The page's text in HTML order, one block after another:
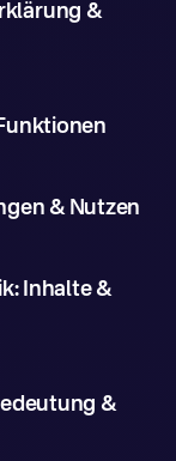
&
& Nutzen
Inhalte &
&